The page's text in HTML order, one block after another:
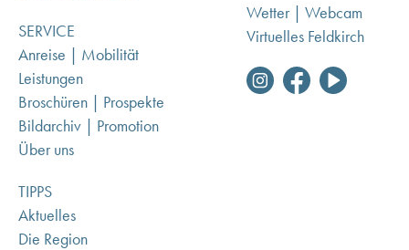
SERVICE
Anreise | Mobilität
Leistungen
Broschüren | Prospekte
Bildarchiv | Promotion
Über uns
TIPPS
Aktuelles
Die Region
Wetter | Webcam
Virtuelles Feldkirch